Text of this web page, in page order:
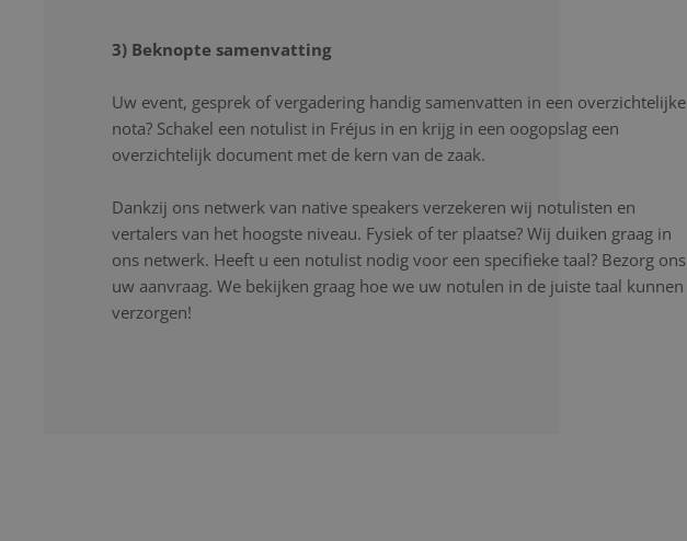
3) Beknopte samenvatting
Uw event, gesprek of vergadering handig samenvatten in een overzichtelijke
nota? Schakel een notulist in Fréjus in en krijg in een oogopslag een
overzichtelijk document met de kern van de zaak.
Dankzij ons netwerk van native speakers verzekeren wij notulisten en
vertalers van het hoogste niveau. Fysiek of ter plaatse? Wij duiken graag in
ons netwerk. Heeft u een notulist nodig voor een specifieke taal? Bezorg ons
uw aanvraag. We bekijken graag hoe we uw notulen in de juiste taal kunnen
verzorgen!